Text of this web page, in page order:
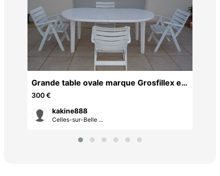
Grande table ovale marque Grosfillex et
4 fauteuils
300 €
kakine888
Celles-sur-Belle ...